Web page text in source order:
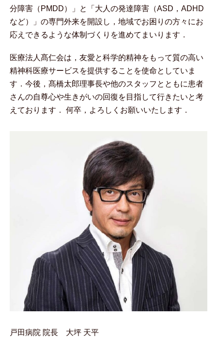
分障害（PMDD）」と「大人の発達障害（ASD，ADHD
など）」の専門外来を開設し，地域でお困りの方々にお
応えできるような体制づくりを進めてまいります．
医療法人髙仁会は，友愛と科学的精神をもって質の高い
精神科医療サービスを提供することを使命としていま
す．今後，髙橋太郎理事長や他のスタッフとともに患者
さんの自尊心や生きがいの回復を目指して行きたいと考
えております． 何卒，よろしくお願いいたします．
戸田病院 院長 大坪 天平